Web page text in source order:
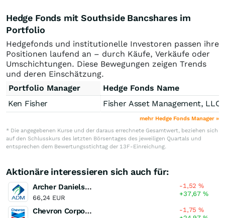
Hedge Fonds mit Southside Bancshares im
Portfolio
Hedgefonds und institutionelle Investoren passen ihre
Positionen laufend an – durch Käufe, Verkäufe oder
Umschichtungen. Diese Bewegungen zeigen Trends
und deren Einschätzung.
Portfolio Manager
Hedge Fonds Name
Ken Fisher
Fisher Asset Management, LLC
mehr Hedge Fonds Manager »
* Die angegebenen Kurse und der daraus errechnete Gesamtwert, beziehen sich
auf den Schlusskurs des letzten Börsentages des jeweiligen Quartals und
entsprechen dem Bewertungsstichtag der 13F-Einreichung.
Aktionäre interessieren sich auch für:
Archer Daniels Midland Company
66,24 EUR
-1,52%
+37,67%
Chevron Corporation -1,75%